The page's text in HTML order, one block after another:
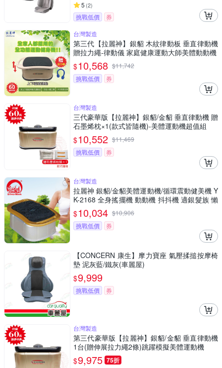
5 (2)
挑戰低價
券
台灣製造
第三代【拉麗神】銀貂 木紋律動板 垂直律動機
贈拉力繩-律動儀 家庭健康運動大師美體動動機
$10,568 $11,742
挑戰低價
券
台灣製造
三代豪華版【拉麗神】銀貂/金貂 垂直律動機 贈
石墨烯枕×1(款式皆隨機)-美體運動機超值組
$10,552 $11,469
挑戰低價
券
台灣製造
拉麗神 銀貂/金貂美體運動機/循環震動健美機 Y
K-2168 全身搖擺機 動動機 抖抖機 適銀髮族 懶
人運動健身機 台灣製造
$10,034 $10,906
挑戰低價
券
【CONCERN 康生】摩力寶座 氣壓揉搥按摩椅
墊 泥灰藍/鐵灰(車麗屋)
$9,999
挑戰低價 券
台灣製造
第三代豪華版【拉麗神】銀貂/金貂 垂直律動機
1台(贈伸展拉力繩2條)跳躍模擬美體運動機
$9,975 75折